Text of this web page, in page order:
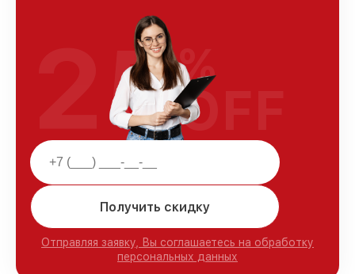
Получить скидку
Отправляя заявку, Вы соглашаетесь на обработку
персональных данных
25%
OFF